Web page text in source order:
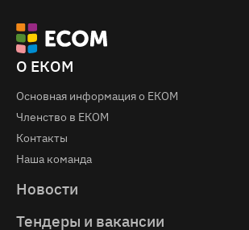
О ЕКОМ
Основная информация о EКOM
Членство в ЕКОМ
Контакты
Наша команда
Новости
Тендеры и вакансии